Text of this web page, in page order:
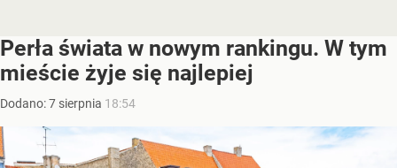
Perła świata w nowym rankingu. W tym
mieście żyje się najlepiej
Dodano:7 sierpnia 18:54